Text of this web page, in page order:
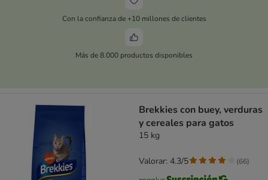
Con la confianza de +10 millones de clientes
Más de 8.000 productos disponibles
Brekkies con buey, verduras
y cereales para gatos
15 kg
Valorar: 4.3/5 (66)